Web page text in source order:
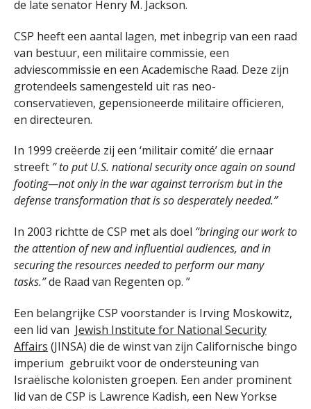
de late senator Henry M. Jackson.
CSP heeft een aantal lagen, met inbegrip van een raad
van bestuur, een militaire commissie, een
adviescommissie en een Academische Raad. Deze zijn
grotendeels samengesteld uit ras neo-
conservatieven, gepensioneerde militaire officieren,
en directeuren.
In 1999 creëerde zij een ‘militair comité’ die ernaar
streeft ” to put U.S. national security once again on sound
footing—not only in the war against terrorism but in the
defense transformation that is so desperately needed.”
In 2003 richtte de CSP met als doel “bringing our work to
the attention of new and influential audiences, and in
securing the resources needed to perform our many
tasks.”de Raad van Regenten op. ”
Een belangrijke CSP voorstander is Irving Moskowitz,
een lid van Jewish Institute for National Security
Affairs (JINSA) die de winst van zijn Californische bingo
imperium gebruikt voor de ondersteuning van
Israëlische kolonisten groepen. Een ander prominent
lid van de CSP is Lawrence Kadish, een New Yorkse